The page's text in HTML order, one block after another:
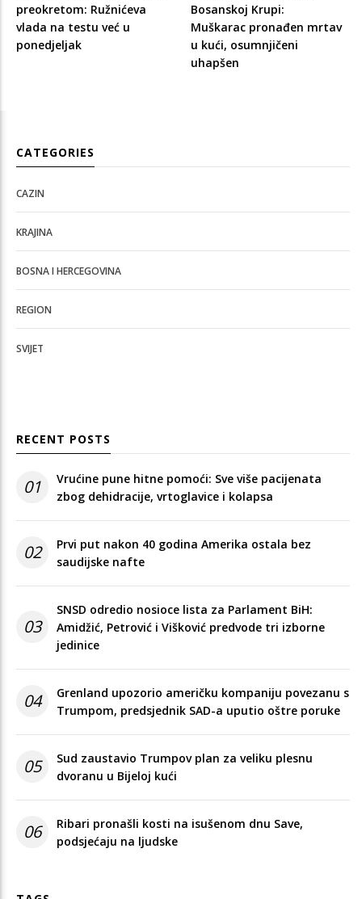
preokretom: Ružnićeva
vlada na testu već u
ponedjeljak
Bosanskoj Krupi:
Muškarac pronađen mrtav
u kući, osumnjičeni
uhapšen
CATEGORIES
CAZIN
KRAJINA
BOSNA I HERCEGOVINA
REGION
SVIJET
RECENT POSTS
01
Vrućine pune hitne pomoći: Sve više pacijenata
zbog dehidracije, vrtoglavice i kolapsa
02
Prvi put nakon 40 godina Amerika ostala bez
saudijske nafte
03
SNSD odredio nosioce lista za Parlament BiH:
Amidžić, Petrović i Višković predvode tri izborne
jedinice
04
Grenland upozorio američku kompaniju povezanu s
Trumpom, predsjednik SAD-a uputio oštre poruke
05
Sud zaustavio Trumpov plan za veliku plesnu
dvoranu u Bijeloj kući
06
Ribari pronašli kosti na isušenom dnu Save,
podsjećaju na ljudske